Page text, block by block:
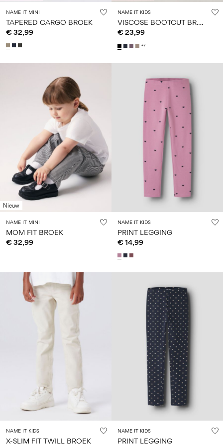
NAME IT MINI
TAPERED CARGO BROEK
€ 32,99
NAME IT KIDS
V
ISCOSE BOOTCUT BROEK
€ 23,99
+7
Nieuw
NAME IT MINI
MOM FIT BROEK
€ 32,99
NAME IT KIDS
PRINT LEGGING
€ 14,99
NAME IT KIDS
X-SLIM FIT TWILL BROEK
NAME IT KIDS
PRINT LEGGING